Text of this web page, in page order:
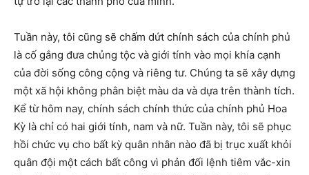
Tuần này, tôi cũng sẽ chấm dứt chính sách của chính phủ
là cố gắng đưa chủng tộc và giới tính vào mọi khía cạnh
của đời sống công cộng và riêng tư. Chúng ta sẽ xây dựng
một xã hội không phân biệt màu da và dựa trên thành tích.
Kể từ hôm nay, chính sách chính thức của chính phủ Hoa
Kỳ là chỉ có hai giới tính, nam và nữ. Tuần này, tôi sẽ phục
hồi chức vụ cho bất kỳ quân nhân nào đã bị trục xuất khỏi
quân đội một cách bất công vì phản đối lệnh tiêm vắc-xin